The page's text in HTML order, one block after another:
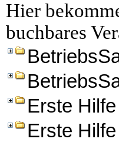
Hier
buchbares
Erste
Erste